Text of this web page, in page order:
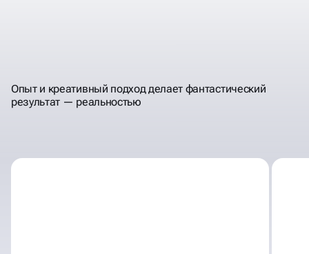
САЙТА РЕСТОРАНА И
ДОСТАВКИ
Опыт и креативный подход делает фантастический
результат — реальностью